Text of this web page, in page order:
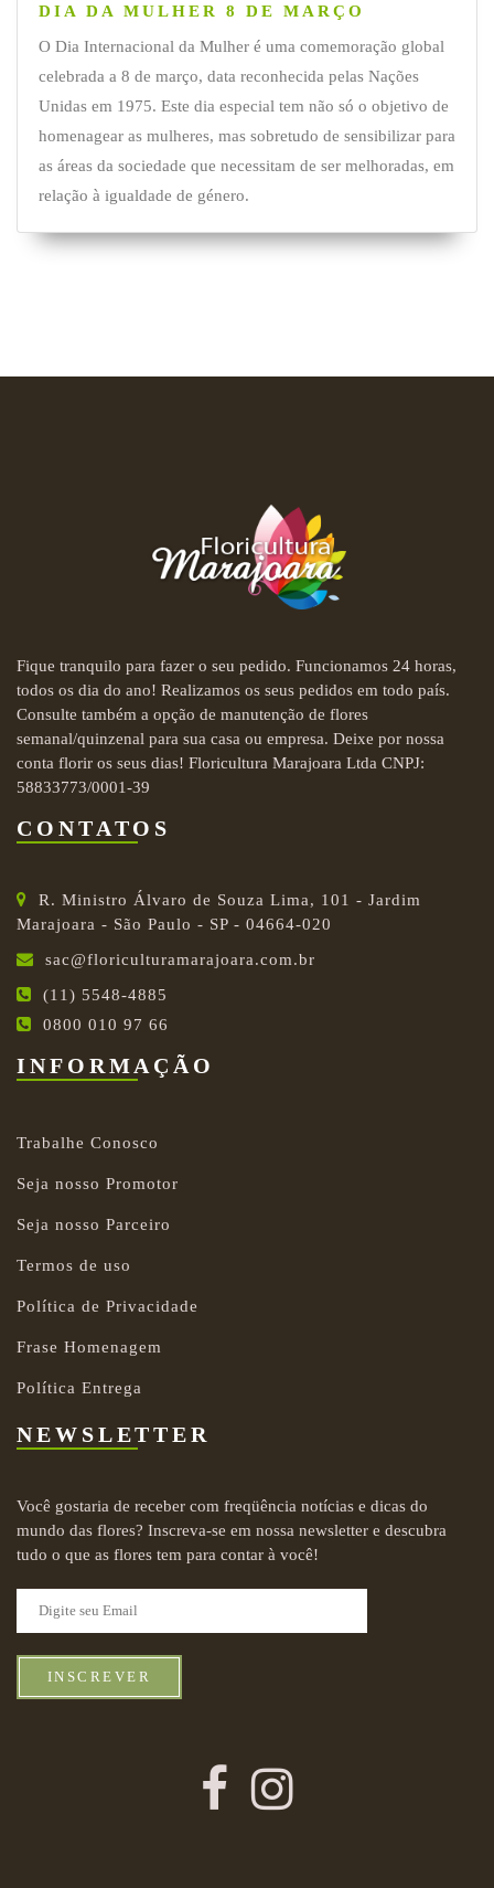
DIA DA MULHER 8 DE MARÇO
O Dia Internacional da Mulher é uma comemoração global
celebrada a 8 de março, data reconhecida pelas Nações
Unidas em 1975. Este dia especial tem não só o objetivo de
homenagear as mulheres, mas sobretudo de sensibilizar para
as áreas da sociedade que necessitam de ser melhoradas, em
relação à igualdade de género.
Fique tranquilo para fazer o seu pedido. Funcionamos 24 horas,
todos os dia do ano! Realizamos os seus pedidos em todo país.
Consulte também a opção de manutenção de flores
semanal/quinzenal para sua casa ou empresa. Deixe por nossa
conta florir os seus dias! Floricultura Marajoara Ltda CNPJ:
58833773/0001-39
CONTATOS
R. Ministro Álvaro de Souza Lima, 101 - Jardim
Marajoara - São Paulo - SP - 04664-020
sac@floriculturamarajoara.com.br
(11) 5548-4885
0800 010 97 66
INFORMAÇÃO
Trabalhe Conosco
Seja nosso Promotor
Seja nosso Parceiro
Termos de uso
Política de Privacidade
Frase Homenagem
Política Entrega
NEWSLETTER
Você gostaria de receber com freqüência notícias e dicas do
mundo das flores? Inscreva-se em nossa newsletter e descubra
tudo o que as flores tem para contar à você!
INSCREVER